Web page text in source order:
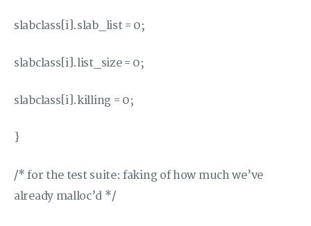
slabclass[i].slab_list = 0;
slabclass[i].list_size = 0;
slabclass[i].killing = 0;
}
/* for the test suite: faking of how much we’ve
already malloc’d */